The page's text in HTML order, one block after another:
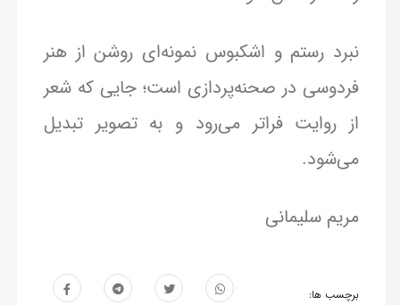
نبرد رستم و اشکبوس نمونه‌ای روشن از هنر
فردوسی در صحنه‌پردازی است؛ جایی که شعر
از روایت فراتر می‌رود و به تصویر تبدیل
می‌شود.
مریم سلیمانی
برچسب ها: